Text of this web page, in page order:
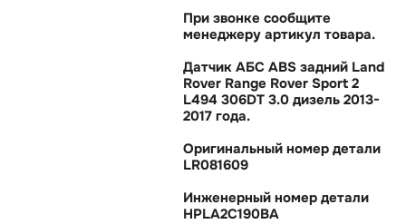
При звонке сообщите
менеджеру артикул товара.
Датчик АБС ABS задний Land
Rover Range Rover Sport 2
L494 306DT 3.0 дизель 2013-
2017 года.
Оригинальный номер детали
LR081609
Инженерный номер детали
HPLA2C190BA